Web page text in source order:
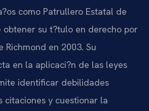
como Patrullero Estatal de
obtener su t?tulo en derecho por
Richmond en 2003. Su
en la aplicaci?n de las leyes
identificar debilidades
citaciones y cuestionar la